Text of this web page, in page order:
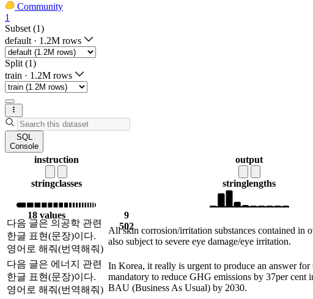
Community
1
Subset (1)
default · 1.2M rows
Split (1)
train · 1.2M rows
SQL
Console
instruction
stringclasses
18 values
output
stringlengths
9
502
다음 글은 의공학 관련
한글 표현(문장)이다.
영어로 해줘(번역해줘)
All skin corrosion/irritation substances contained in
also subject to severe eye damage/eye irritation.
다음 글은 에너지 관련
한글 표현(문장)이다.
영어로 해줘(번역해줘)
In Korea, it really is urgent to produce an answer for
mandatory to reduce GHG emissions by 37per cent
BAU (Business As Usual) by 2030.